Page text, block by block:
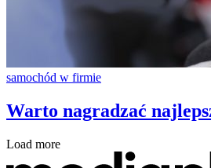
samochód w firmie
Warto nagradzać
Load more